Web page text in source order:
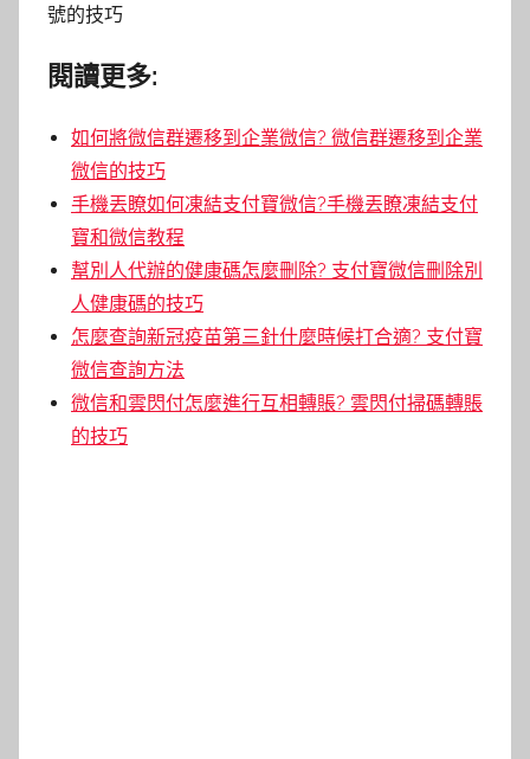
號的技巧
閱讀更多:
如何將微信群遷移到企業微信? 微信群遷移到企業
微信的技巧
手機丟瞭如何凍結支付寶微信?手機丟瞭凍結支付
寶和微信教程
幫別人代辦的健康碼怎麼刪除? 支付寶微信刪除別
人健康碼的技巧
怎麼查詢新冠疫苗第三針什麼時候打合適? 支付寶
微信查詢方法
微信和雲閃付怎麼進行互相轉賬? 雲閃付掃碼轉賬
的技巧